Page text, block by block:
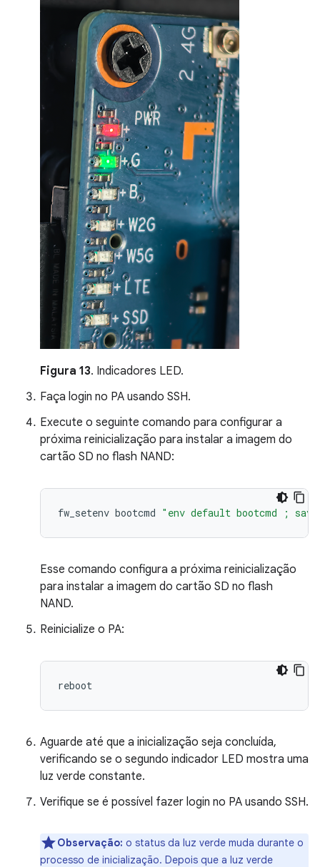
Figura 13. Indicadores LED.
Faça login no PA usando SSH.
Execute o seguinte comando para configurar a
próxima reinicialização para instalar a imagem do
cartão SD no flash NAND:
fw_setenv bootcmd "env default bootcmd ;
Esse comando configura a próxima reinicialização
para instalar a imagem do cartão SD no flash
NAND.
Reinicialize o PA:
Aguarde até que a inicialização seja concluída,
verificando se o segundo indicador LED mostra uma
luz verde constante.
Verifique se é possível fazer login no PA usando SSH.
Observação: o status da luz verde muda durante o
processo de inicialização. Depois que a luz verde